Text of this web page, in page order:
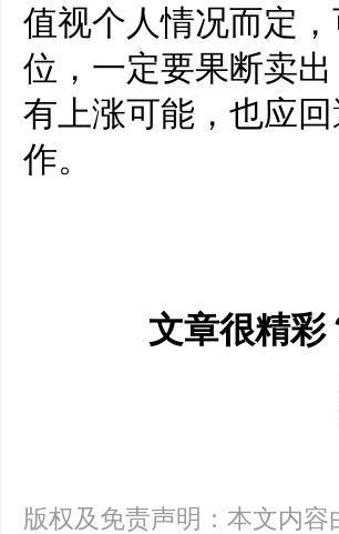
值视个人情况而定
位，一定要果断卖
有上涨可能，也应
作。
文章很精
版权及免责声明：本文内